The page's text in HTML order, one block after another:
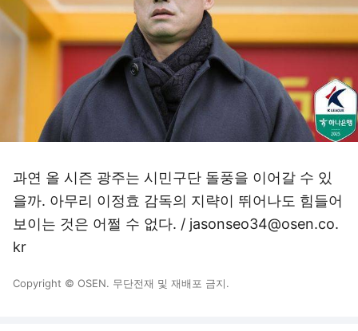
과연 올 시즌 광주는 시민구단 돌풍을 이어갈 수 있
을까. 아무리 이정효 감독의 지략이 뛰어나도 힘들어
보이는 것은 어쩔 수 없다. / jasonseo34@osen.co.
kr
Copyright © OSEN. 무단전재 및 재배포 금지.